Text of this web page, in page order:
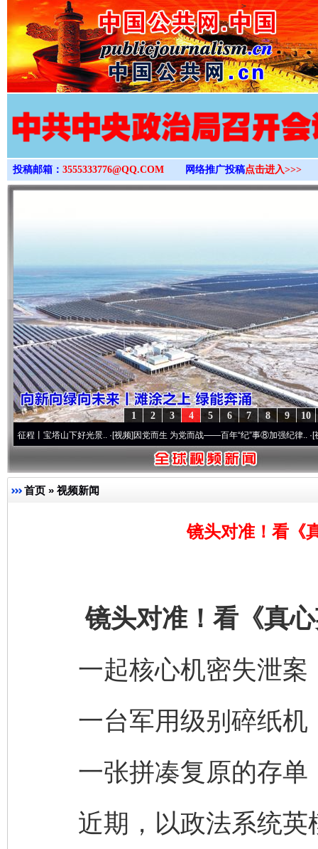
>
投稿邮箱： 3555333776@QQ.COM 网络推广投稿点击进入>>>
10
9
8
7
6
5
4
3
2
1
山下好光景..·[视频]因党而生 为党而战——百年“纪”事⑧加强纪律..·[视频]牢记初心
首页 » 视频新闻
镜头对准！看《
镜头对准！看《真心
一起核心机密失泄案
一台军用级别碎纸机
一张拼凑复原的存单
近期，以政法系统英